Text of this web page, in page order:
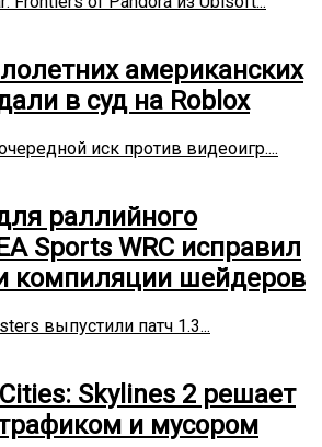
американских
в суд на Roblox
иск против видеоигр....
раллийного
Sports WRC исправил
компиляции шейдеров
выпустили патч 1.3...
Skylines 2 решает
и мусором